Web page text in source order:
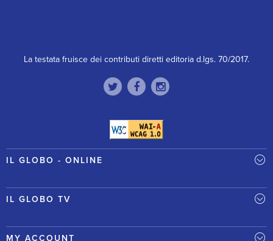
La testata fruisce dei contributi diretti editoria d.lgs. 70/2017.
IL GLOBO - ONLINE
IL GLOBO TV
MY ACCOUNT